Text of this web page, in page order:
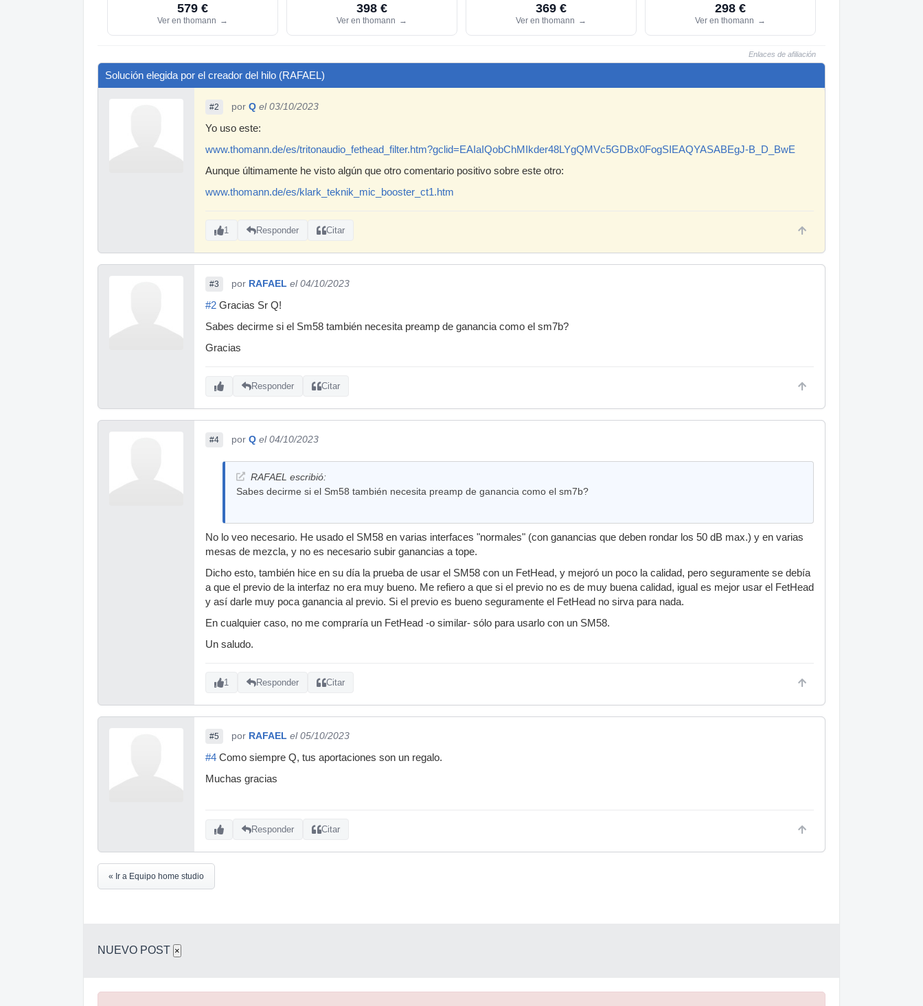
579 €
Ver en thomann →
398 €
Ver en thomann →
369 €
Ver en thomann →
298 €
Ver en thomann →
Enlaces de afiliación
Solución elegida por el creador del hilo (RAFAEL)
#2 por Q el 03/10/2023
Yo uso este:
www.thomann.de/es/tritonaudio_fethead_filter.htm?gclid=EAIaIQobChMIkder48LYgQMVc5GDBx0FogSIEAQYASABEgJ-B_D_BwE
Aunque últimamente he visto algún que otro comentario positivo sobre este otro:
www.thomann.de/es/klark_teknik_mic_booster_ct1.htm
1 Responder Citar
#3 por RAFAEL el 04/10/2023
#2 Gracias Sr Q!
Sabes decirme si el Sm58 también necesita preamp de ganancia como el sm7b?
Gracias
Responder Citar
#4 por Q el 04/10/2023
RAFAEL escribió:
Sabes decirme si el Sm58 también necesita preamp de ganancia como el sm7b?
No lo veo necesario. He usado el SM58 en varias interfaces "normales" (con ganancias que deben rondar los 50 dB max.) y en varias
mesas de mezcla, y no es necesario subir ganancias a tope.
Dicho esto, también hice en su día la prueba de usar el SM58 con un FetHead, y mejoró un poco la calidad, pero seguramente se debía
a que el previo de la interfaz no era muy bueno. Me refiero a que si el previo no es de muy buena calidad, igual es mejor usar el FetHead
y así darle muy poca ganancia al previo. Si el previo es bueno seguramente el FetHead no sirva para nada.
En cualquier caso, no me compraría un FetHead -o similar- sólo para usarlo con un SM58.
Un saludo.
1 Responder Citar
#5 por RAFAEL el 05/10/2023
#4 Como siempre Q, tus aportaciones son un regalo.
Muchas gracias
Responder Citar
« Ir a Equipo home studio
NUEVO POST ×